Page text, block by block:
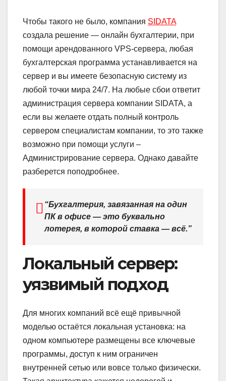
Чтобы такого не было, компания SIDATA
создала решение — онлайн бухгалтерии, при
помощи арендованного VPS-сервера, любая
бухгалтерская программа устанавливается на
сервер и вы имеете безопасную систему из
любой точки мира 24/7. На любые сбои ответит
администрация сервера компании SIDATA, а
если вы желаете отдать полный контроль
сервером специалистам компании, то это также
возможно при помощи услуги –
Администрирование сервера. Однако давайте
разберется поподробнее.
“Бухгалтерия, завязанная на один
ПК в офисе — это буквально
лотерея, в которой ставка — всё.”
Локальный сервер:
уязвимый подход
Для многих компаний всё ещё привычной
моделью остаётся локальная установка: на
одном компьютере размещены все ключевые
программы, доступ к ним ограничен
внутренней сетью или вовсе только физически.